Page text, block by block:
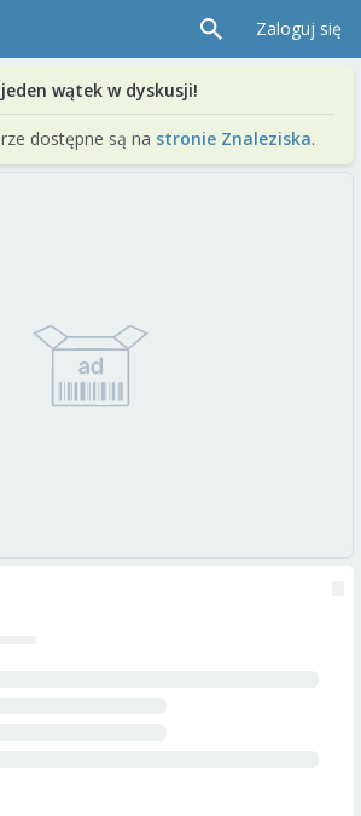
Zaloguj się
wątek w dyskusji!
dostępne są na stronie Znaleziska.